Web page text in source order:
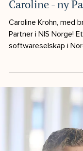
selskapets vekst og profesjonaliseringsreise. Med erfaring fra